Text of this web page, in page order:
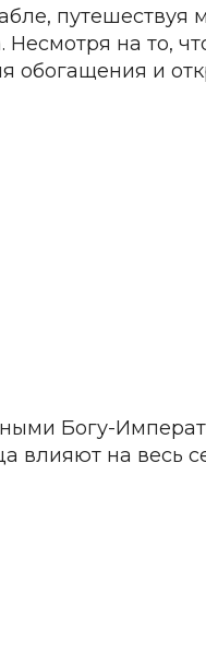
на то,
обогащения и
Богу-
на весь